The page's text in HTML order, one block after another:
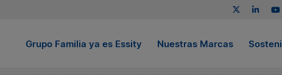
Grupo Familia ya es Essity Nuestras Marcas